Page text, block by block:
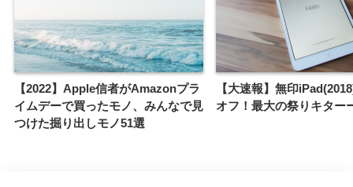
【2022】Apple信者がAmazonプラ
イムデーで買ったモノ、みんなで見
つけた掘り出しモノ51選
【大速報】無印
オフ！最大の祭りキター